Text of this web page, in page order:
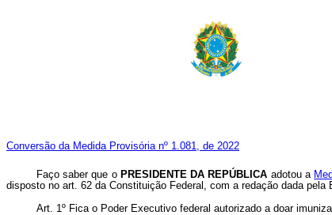
Conversão da Medida Provisória nº 1.081, de 2022
Faço saber que o PRESIDENTE DA REPÚBLICA adotou a
disposto no art. 62 da Constituição Federal, com a redação dada
Art. 1º Fica o Poder Executivo federal autorizado a doar